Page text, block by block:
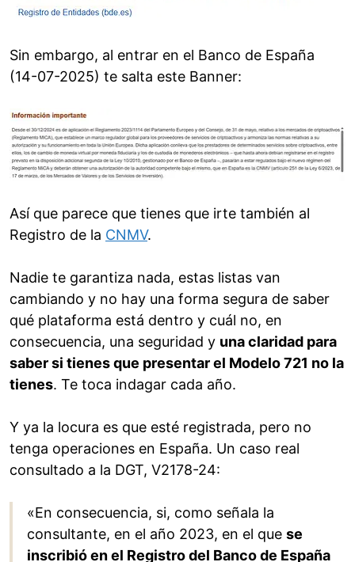
Sin embargo, al entrar en el Banco de España
(14-07-2025) te salta este Banner:
Así que parece que tienes que irte también al
Registro de la CNMV.
Nadie te garantiza nada, estas listas van
cambiando y no hay una forma segura de saber
qué plataforma está dentro y cuál no, en
consecuencia, una seguridad y una claridad para
saber si tienes que presentar el Modelo 721 no la
tienes. Te toca indagar cada año.
Y ya la locura es que esté registrada, pero no
tenga operaciones en España. Un caso real
consultado a la DGT, V2178-24:
«En consecuencia, si, como señala la
consultante, en el año 2023, en el que se
inscribió en el Registro del Banco de España